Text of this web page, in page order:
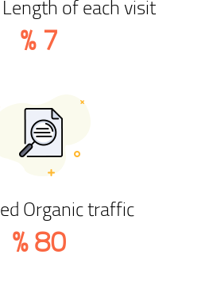
of each visit
7
%
Organic traffic
80
%